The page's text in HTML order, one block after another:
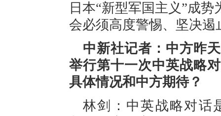
日本“新型军国主义”成
会必须高度警惕、坚决遏
中新社记者：中方昨
举行第十一次中英战略
具体情况和中方期待？
林剑：中英战略对话